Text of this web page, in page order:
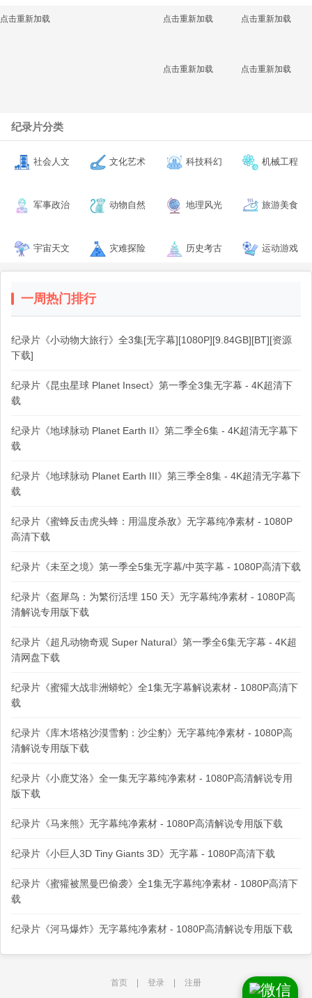
点击重新加载 点击重新加载 点击重新加载
点击重新加载 点击重新加载
纪录片分类
社会人文 文化艺术 科技科幻 机械工程
军事政治 动物自然 地理风光 旅游美食
宇宙天文 灾难探险 历史考古 运动游戏
一周热门排行
纪录片《小动物大旅行》全3集[无字幕][1080P][9.84GB][BT][资源
下载]
纪录片《昆虫星球 Planet Insect》第一季全3集无字幕 - 4K超清下
载
纪录片《地球脉动 Planet Earth II》第二季全6集 - 4K超清无字幕下
载
纪录片《地球脉动 Planet Earth III》第三季全8集 - 4K超清无字幕下
载
纪录片《蜜蜂反击虎头蜂：用温度杀敌》无字幕纯净素材 - 1080P
高清下载
纪录片《未至之境》第一季全5集无字幕/中英字幕 - 1080P高清下载
纪录片《盔犀鸟：为繁衍活埋 150 天》无字幕纯净素材 - 1080P高
清解说专用版下载
纪录片《超凡动物奇观 Super Natural》第一季全6集无字幕 - 4K超
清网盘下载
纪录片《蜜獾大战非洲蟒蛇》全1集无字幕解说素材 - 1080P高清下
载
纪录片《库木塔格沙漠雪豹：沙尘豹》无字幕纯净素材 - 1080P高
清解说专用版下载
纪录片《小鹿艾洛》全一集无字幕纯净素材 - 1080P高清解说专用
版下载
纪录片《马来熊》无字幕纯净素材 - 1080P高清解说专用版下载
纪录片《小巨人3D Tiny Giants 3D》无字幕 - 1080P高清下载
纪录片《蜜獾被黑曼巴偷袭》全1集无字幕纯净素材 - 1080P高清下
载
纪录片《河马爆炸》无字幕纯净素材 - 1080P高清解说专用版下载
首页 登录 注册